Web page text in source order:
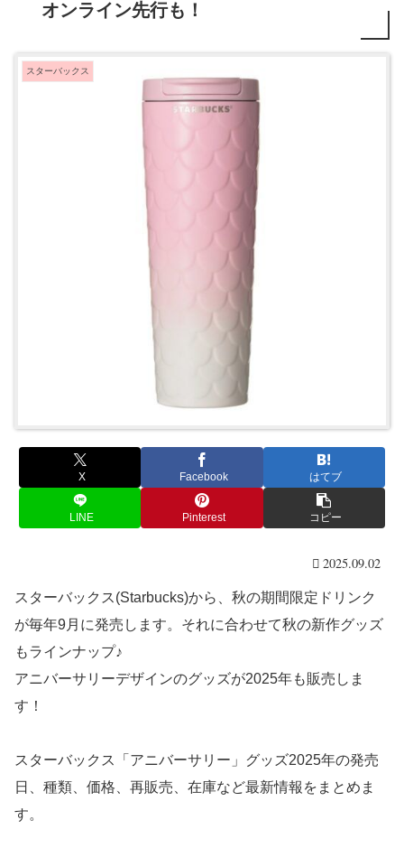
オンライン先行も！
スターバックス
X Facebook はてブ
LINE Pinterest コピー
2025.09.02
スターバックス(Starbucks)から、秋の期間限定ドリンク
が毎年9月に発売します。それに合わせて秋の新作グッズ
もラインナップ♪
アニバーサリーデザインのグッズが2025年も販売しま
す！
スターバックス「アニバーサリー」グッズ2025年の発売
日、種類、価格、再販売、在庫など最新情報をまとめま
す。